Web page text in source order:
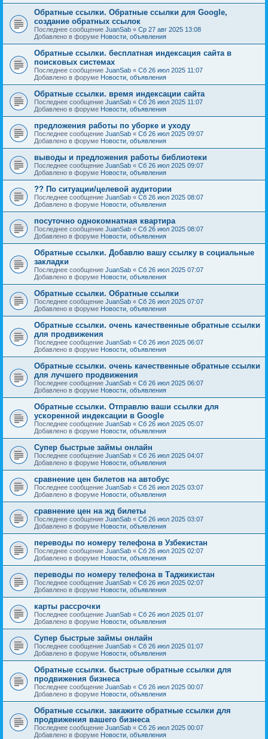
Обратные ссылки. Обратные ссылки для Google,
создание обратных ссылок
Последнее сообщение JuanSab « Ср 27 авг 2025 13:08
Добавлено в форуме Новости, объявления
Обратные ссылки. бесплатная индексация сайта в
поисковых системах
Последнее сообщение JuanSab « Сб 26 июл 2025 11:07
Добавлено в форуме Новости, объявления
Обратные ссылки. время индексации сайта
Последнее сообщение JuanSab « Сб 26 июл 2025 11:07
Добавлено в форуме Новости, объявления
предложения работы по уборке и уходу
Последнее сообщение JuanSab « Сб 26 июл 2025 09:07
Добавлено в форуме Новости, объявления
выводы и предложения работы библиотеки
Последнее сообщение JuanSab « Сб 26 июл 2025 09:07
Добавлено в форуме Новости, объявления
?? По ситуации/целевой аудитории
Последнее сообщение JuanSab « Сб 26 июл 2025 08:07
Добавлено в форуме Новости, объявления
посуточно однокомнатная квартира
Последнее сообщение JuanSab « Сб 26 июл 2025 08:07
Добавлено в форуме Новости, объявления
Обратные ссылки. Добавлю вашу ссылку в социальные
закладки
Последнее сообщение JuanSab « Сб 26 июл 2025 07:07
Добавлено в форуме Новости, объявления
Обратные ссылки. Обратные ссылки
Последнее сообщение JuanSab « Сб 26 июл 2025 07:07
Добавлено в форуме Новости, объявления
Обратные ссылки. очень качественные обратные ссылки
для продвижения
Последнее сообщение JuanSab « Сб 26 июл 2025 06:07
Добавлено в форуме Новости, объявления
Обратные ссылки. очень качественные обратные ссылки
для лучшего продвижения
Последнее сообщение JuanSab « Сб 26 июл 2025 06:07
Добавлено в форуме Новости, объявления
Обратные ссылки. Отправлю ваши ссылки для
ускоренной индексации в Google
Последнее сообщение JuanSab « Сб 26 июл 2025 05:07
Добавлено в форуме Новости, объявления
Супер быстрые займы онлайн
Последнее сообщение JuanSab « Сб 26 июл 2025 04:07
Добавлено в форуме Новости, объявления
сравнение цен билетов на автобус
Последнее сообщение JuanSab « Сб 26 июл 2025 03:07
Добавлено в форуме Новости, объявления
сравнение цен на жд билеты
Последнее сообщение JuanSab « Сб 26 июл 2025 03:07
Добавлено в форуме Новости, объявления
переводы по номеру телефона в Узбекистан
Последнее сообщение JuanSab « Сб 26 июл 2025 02:07
Добавлено в форуме Новости, объявления
переводы по номеру телефона в Таджикистан
Последнее сообщение JuanSab « Сб 26 июл 2025 02:07
Добавлено в форуме Новости, объявления
карты рассрочки
Последнее сообщение JuanSab « Сб 26 июл 2025 01:07
Добавлено в форуме Новости, объявления
Супер быстрые займы онлайн
Последнее сообщение JuanSab « Сб 26 июл 2025 01:07
Добавлено в форуме Новости, объявления
Обратные ссылки. быстрые обратные ссылки для
продвижения бизнеса
Последнее сообщение JuanSab « Сб 26 июл 2025 00:07
Добавлено в форуме Новости, объявления
Обратные ссылки. закажите обратные ссылки для
продвижения вашего бизнеса
Последнее сообщение JuanSab « Сб 26 июл 2025 00:07
Добавлено в форуме Новости, объявления